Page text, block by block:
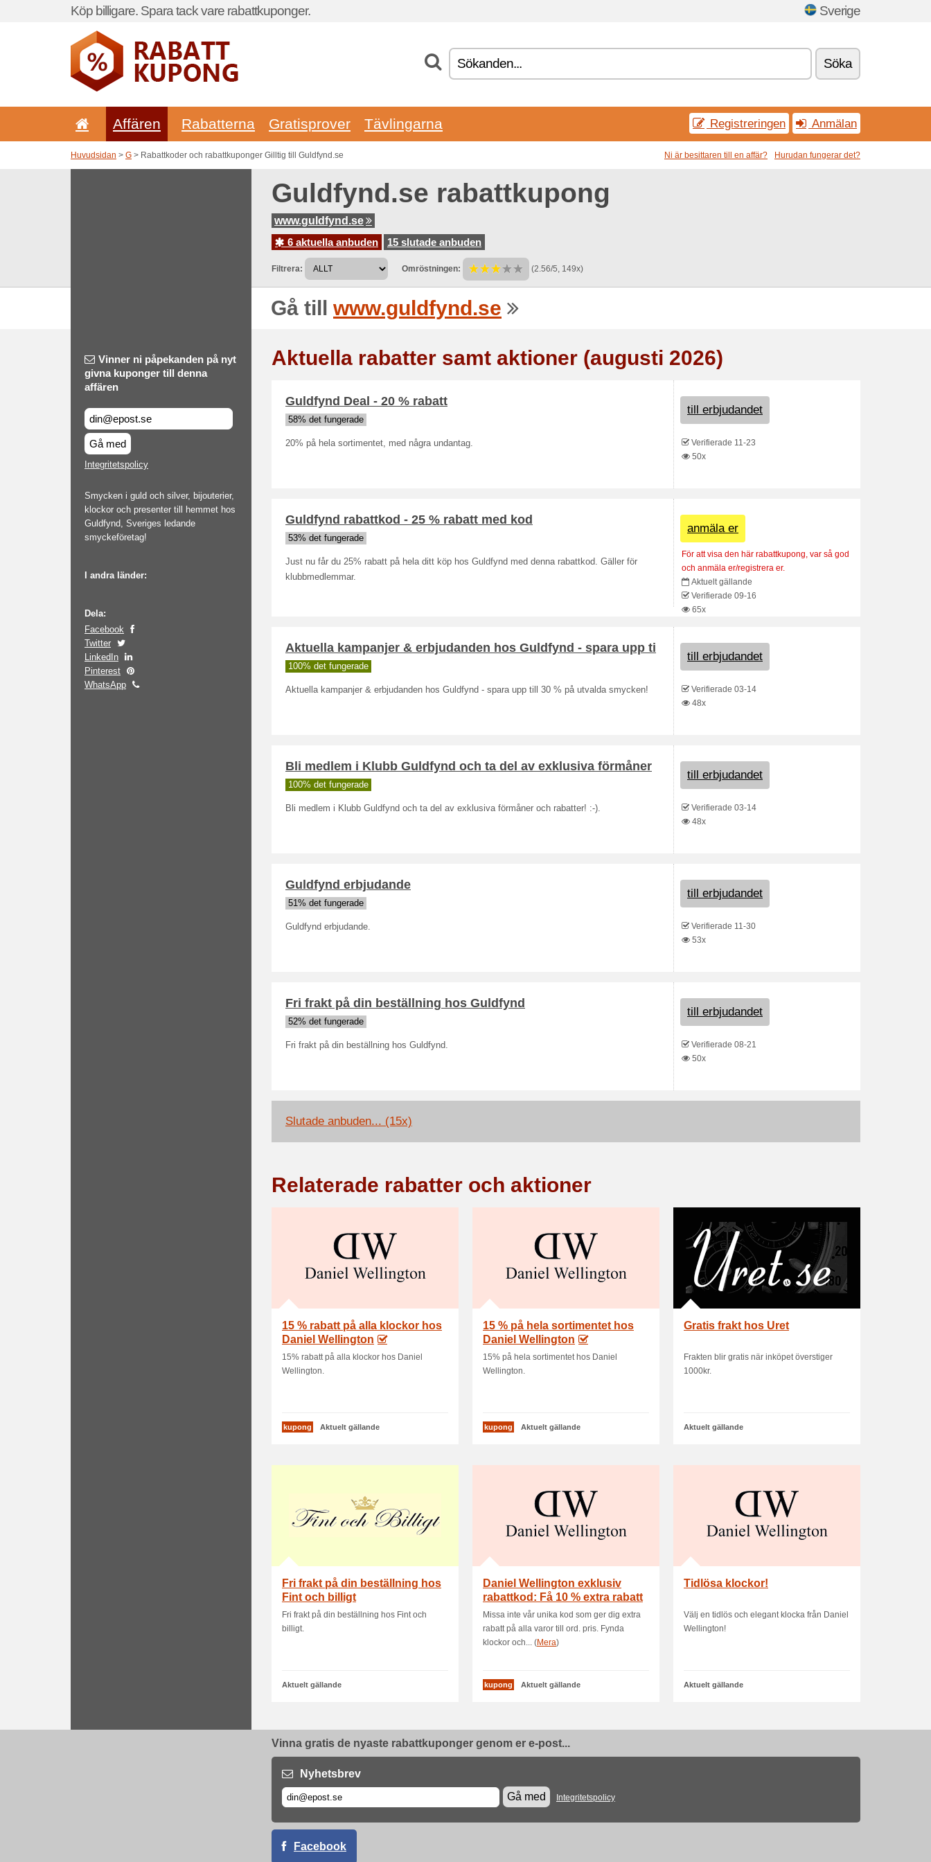
Köp billigare. Spara tack vare rabattkuponger. Sverige
Söka
Affären Rabatterna Gratisprover Tävlingarna Registreringen Anmälan
Huvudsidan > G > Rabattkoder och rabattkuponger Gilltig till Guldfynd.se Ni är besittaren till en affär? Hurudan fungerar det?
Guldfynd.se rabattkupong
www.guldfynd.se
6 aktuella anbuden
15 slutade anbuden
Filtrera: Omröstningen: (2.56/5, 149x)
Gå till www.guldfynd.se
Vinner ni påpekanden på nyt
givna kuponger till denna
affären
Gå med
Integritetspolicy
Smycken i guld och silver, bijouterier,
klockor och presenter till hemmet hos
Guldfynd, Sveriges ledande
smyckeföretag!
I andra länder:
Dela:
Facebook
Twitter
LinkedIn
Pinterest
WhatsApp
Aktuella rabatter samt aktioner (augusti 2026)
Guldfynd Deal - 20 % rabatt
58% det fungerade
20% på hela sortimentet, med några undantag.
till erbjudandet
Verifierade 11-23
50x
Guldfynd rabattkod - 25 % rabatt med kod
53% det fungerade
Just nu får du 25% rabatt på hela ditt köp hos Guldfynd med denna rabattkod. Gäller för
klubbmedlemmar.
anmäla er
För att visa den här rabattkupong, var så god
och anmäla er/registrera er.
Aktuelt gällande
Verifierade 09-16
65x
Aktuella kampanjer & erbjudanden hos Guldfynd - spara upp ti
100% det fungerade
Aktuella kampanjer & erbjudanden hos Guldfynd - spara upp till 30 % på utvalda smycken!
till erbjudandet
Verifierade 03-14
48x
Bli medlem i Klubb Guldfynd och ta del av exklusiva förmåner
100% det fungerade
Bli medlem i Klubb Guldfynd och ta del av exklusiva förmåner och rabatter! :-).
till erbjudandet
Verifierade 03-14
48x
Guldfynd erbjudande
51% det fungerade
Guldfynd erbjudande.
till erbjudandet
Verifierade 11-30
53x
Fri frakt på din beställning hos Guldfynd
52% det fungerade
Fri frakt på din beställning hos Guldfynd.
till erbjudandet
Verifierade 08-21
50x
Slutade anbuden... (15x)
Relaterade rabatter och aktioner
15 % rabatt på alla klockor hos
Daniel Wellington
15% rabatt på alla klockor hos Daniel
Wellington.
kupong Aktuelt gällande
15 % på hela sortimentet hos
Daniel Wellington
15% på hela sortimentet hos Daniel
Wellington.
kupong Aktuelt gällande
Gratis frakt hos Uret
Frakten blir gratis när inköpet överstiger
1000kr.
Aktuelt gällande
Fri frakt på din beställning hos
Fint och billigt
Fri frakt på din beställning hos Fint och
billigt.
Aktuelt gällande
Daniel Wellington exklusiv
rabattkod: Få 10 % extra rabatt
Missa inte vår unika kod som ger dig extra
rabatt på alla varor till ord. pris. Fynda
klockor och... (Mera)
kupong Aktuelt gällande
Tidlösa klockor!
Välj en tidlös och elegant klocka från Daniel
Wellington!
Aktuelt gällande
Vinna gratis de nyaste rabattkuponger genom er e-post...
Nyhetsbrev
Gå med
Integritetspolicy
Facebook